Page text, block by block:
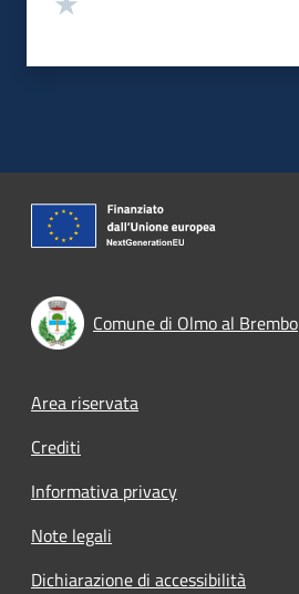
Comune di Olmo al Brembo
Footer menu
Area riservata
Crediti
Informativa privacy
Note legali
Dichiarazione di accessibilità